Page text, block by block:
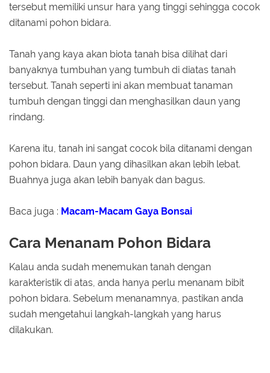
tersebut memiliki unsur hara yang tinggi sehingga cocok
ditanami pohon bidara.
Tanah yang kaya akan biota tanah bisa dilihat dari
banyaknya tumbuhan yang tumbuh di diatas tanah
tersebut. Tanah seperti ini akan membuat tanaman
tumbuh dengan tinggi dan menghasilkan daun yang
rindang.
Karena itu, tanah ini sangat cocok bila ditanami dengan
pohon bidara. Daun yang dihasilkan akan lebih lebat.
Buahnya juga akan lebih banyak dan bagus.
Baca juga : Macam-Macam Gaya Bonsai
Cara Menanam Pohon Bidara
Kalau anda sudah menemukan tanah dengan
karakteristik di atas, anda hanya perlu menanam bibit
pohon bidara. Sebelum menanamnya, pastikan anda
sudah mengetahui langkah-langkah yang harus
dilakukan.